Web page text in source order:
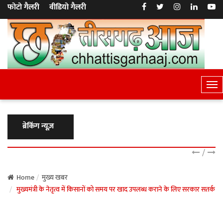
फोटो गैलरी वीडियो गैलरी
T
o
e
v
ब्रेकिंग न्यूज़
/
Home
मुख्य खबर
मुख्यमंत्री के नेतृत्व में किसानों को समय पर खाद उपलब्ध कराने के लिए सरकार सतर्क